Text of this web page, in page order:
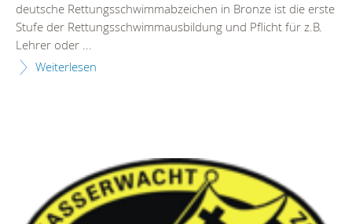
deutsche Rettungsschwimmabzeichen in Bronze ist die erste
Stufe der Rettungsschwimmausbildung und Pflicht für z.B.
Lehrer oder ...
Weiterlesen